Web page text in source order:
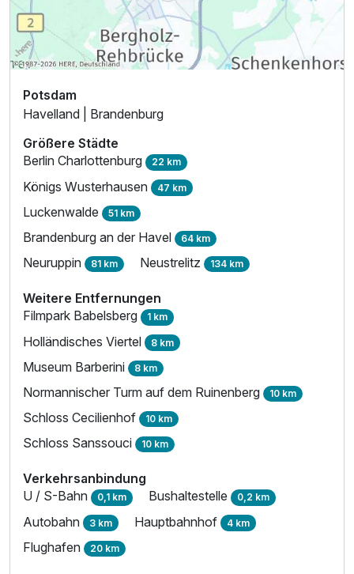
Potsdam
Havelland | Brandenburg
Größere Städte
Berlin Charlottenburg 22 km
Königs Wusterhausen 47 km
Luckenwalde 51 km
Brandenburg an der Havel 64 km
Neuruppin 81 km Neustrelitz 134 km
Weitere Entfernungen
Filmpark Babelsberg 1 km
Holländisches Viertel 8 km
Museum Barberini 8 km
Normannischer Turm auf dem Ruinenberg 10 km
Schloss Cecilienhof 10 km
Schloss Sanssouci 10 km
Verkehrsanbindung
U / S-Bahn 0,1 km Bushaltestelle 0,2 km
Autobahn 3 km Hauptbahnhof 4 km
Flughafen 20 km